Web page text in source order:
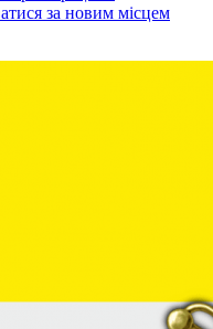
за новим місцем